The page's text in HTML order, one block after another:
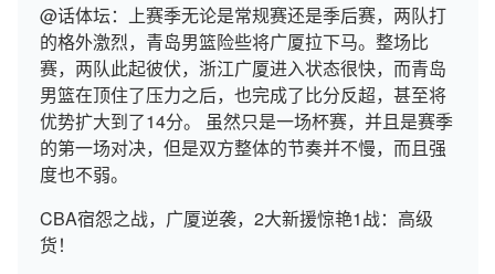
@话体坛：上赛季无论是常规赛还是季后赛，两队打
的格外激烈，青岛男篮险些将广厦拉下马。整场比
赛，两队此起彼伏，浙江广厦进入状态很快，而青岛
男篮在顶住了压力之后，也完成了比分反超，甚至将
优势扩大到了14分。 虽然只是一场杯赛，并且是赛季
的第一场对决，但是双方整体的节奏并不慢，而且强
度也不弱。
CBA宿怨之战，广厦逆袭，2大新援惊艳1战：高级
货！